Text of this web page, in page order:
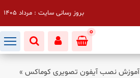
آموزش نصب آیفون تصویری کوماکس »
بروز رسانی سایت : مرداد 1405
0